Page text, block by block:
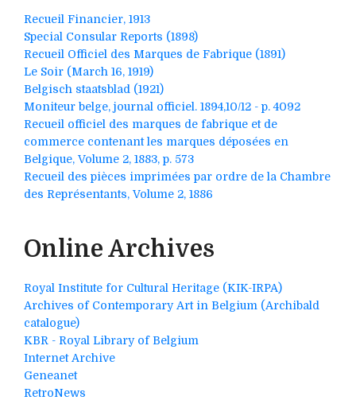
Recueil Financier, 1913
Special Consular Reports (1898)
Recueil Officiel des Marques de Fabrique (1891)
Le Soir (March 16, 1919)
Belgisch staatsblad (1921)
Moniteur belge, journal officiel. 1894,10/12 - p. 4092
Recueil officiel des marques de fabrique et de
commerce contenant les marques déposées en
Belgique, Volume 2, 1883, p. 573
Recueil des pièces imprimées par ordre de la Chambre
des Représentants, Volume 2, 1886
Online Archives
Royal Institute for Cultural Heritage (KIK-IRPA)
Archives of Contemporary Art in Belgium (Archibald
catalogue)
KBR - Royal Library of Belgium
Internet Archive
Geneanet
RetroNews